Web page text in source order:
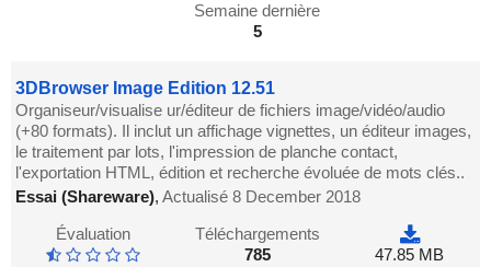
Semaine dernière
5
3DBrowser Image Edition 12.51
Organiseur/visualise ur/éditeur de fichiers image/vidéo/audio
(+80 formats). Il inclut un affichage vignettes, un éditeur images,
le traitement par lots, l'impression de planche contact,
l'exportation HTML, édition et recherche évoluée de mots clés..
Essai (Shareware),Actualisé 8 December 2018
Évaluation
Téléchargements
785
47.85 MB